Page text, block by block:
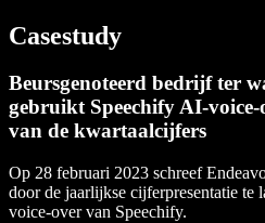
Casestudy
Beursgenoteerd bedrijf ter
gebruikt Speechify AI-
van de kwartaalcijfers
Op 28 februari 2023 schreef
door de jaarlijkse cijferpresentatie te
voice-over van Speechify.